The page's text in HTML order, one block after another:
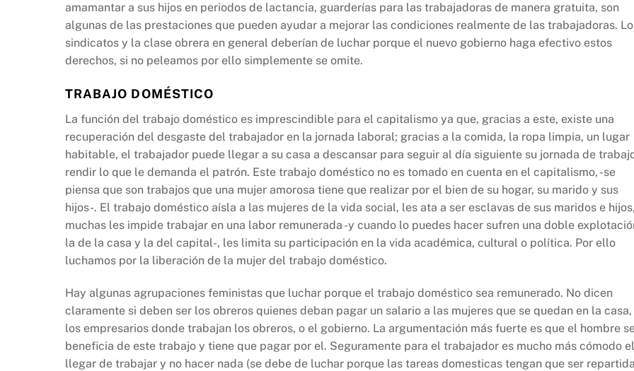
amamantar a sus hijos en periodos de lactancia, guarderías para las trabajadoras de manera gratuita, son
algunas de las prestaciones que pueden ayudar a mejorar las condiciones realmente de las trabajadoras.
sindicatos y la clase obrera en general deberían de luchar porque el nuevo gobierno haga efectivo estos
derechos, si no peleamos por ello simplemente se omite.
TRABAJO DOMÉSTICO
La función del trabajo doméstico es imprescindible para el capitalismo ya que, gracias a este, existe una
recuperación del desgaste del trabajador en la jornada laboral; gracias a la comida, la ropa limpia, un lugar
habitable, el trabajador puede llegar a su casa a descansar para seguir al día siguiente su jornada de
rendir lo que le demanda el patrón. Este trabajo doméstico no es tomado en cuenta en el capitalismo, -se
piensa que son trabajos que una mujer amorosa tiene que realizar por el bien de su hogar, su marido y sus
hijos-. El trabajo doméstico aísla a las mujeres de la vida social, les ata a ser esclavas de sus maridos e
muchas les impide trabajar en una labor remunerada -y cuando lo puedes hacer sufren una doble
la de la casa y la del capital-, les limita su participación en la vida académica, cultural o política. Por ello
luchamos por la liberación de la mujer del trabajo doméstico.
Hay algunas agrupaciones feministas que luchar porque el trabajo doméstico sea remunerado. No dicen
claramente si deben ser los obreros quienes deban pagar un salario a las mujeres que se quedan en la casa,
los empresarios donde trabajan los obreros, o el gobierno. La argumentación más fuerte es que el hombre
beneficia de este trabajo y tiene que pagar por el. Seguramente para el trabajador es mucho más cómodo el
llegar de trabajar y no hacer nada (se debe de luchar porque las tareas domesticas tengan que ser